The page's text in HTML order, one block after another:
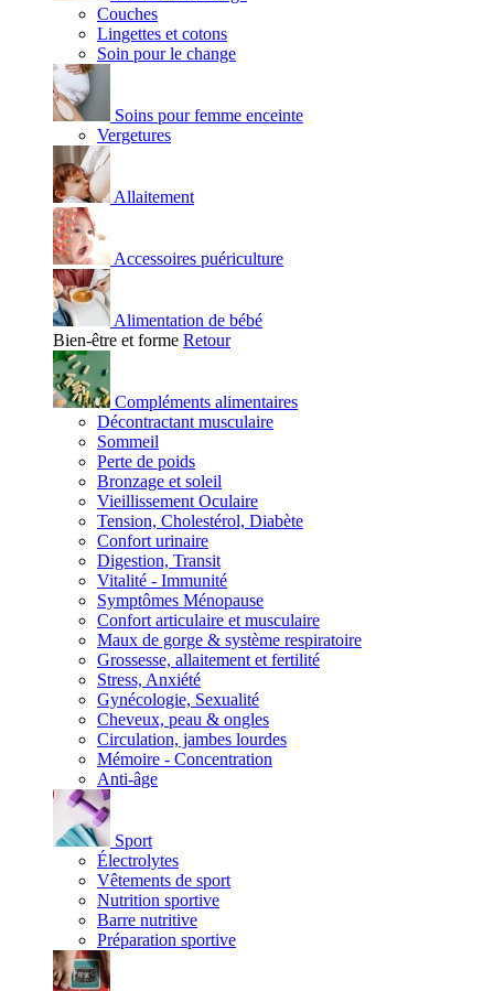
Couches
Lingettes et cotons
Soin pour le change
Soins pour femme enceinte
Vergetures
Allaitement
Accessoires puériculture
Alimentation de bébé
Bien-être et forme Retour
Compléments alimentaires
Décontractant musculaire
Sommeil
Perte de poids
Bronzage et soleil
Vieillissement Oculaire
Tension, Cholestérol, Diabète
Confort urinaire
Digestion, Transit
Vitalité - Immunité
Symptômes Ménopause
Confort articulaire et musculaire
Maux de gorge & système respiratoire
Grossesse, allaitement et fertilité
Stress, Anxiété
Gynécologie, Sexualité
Cheveux, peau & ongles
Circulation, jambes lourdes
Mémoire - Concentration
Anti-âge
Sport
Électrolytes
Vêtements de sport
Nutrition sportive
Barre nutritive
Préparation sportive